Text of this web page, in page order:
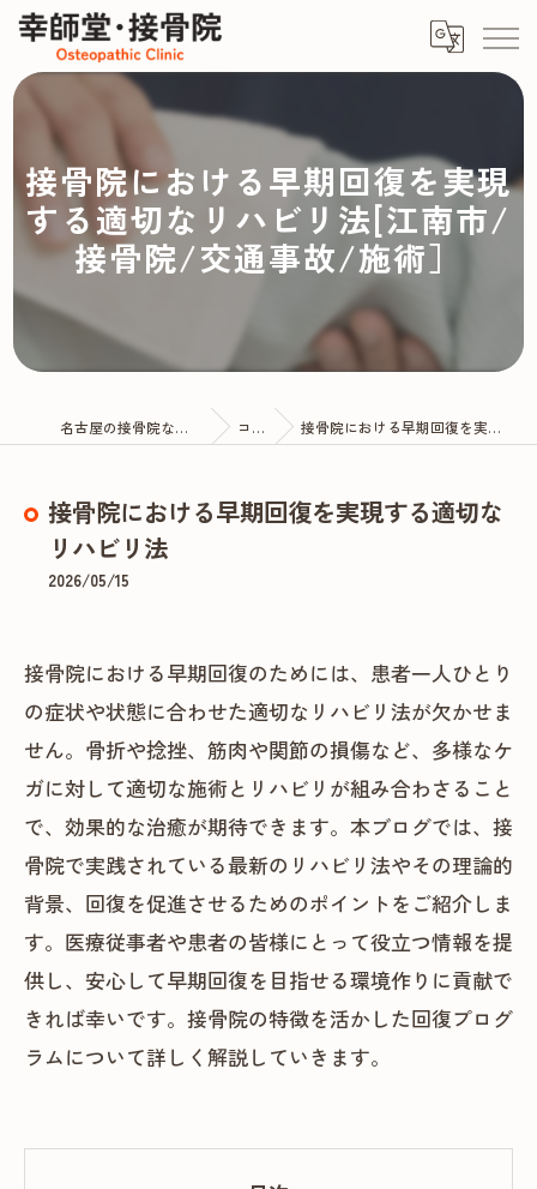
接骨院における早期回復を実現
する適切なリハビリ法[江南市/
接骨院/交通事故/施術］
名古屋の接骨院なら幸師堂・接骨院 コラム 接骨院における早期回復を実現する適切なリハビリ法
接骨院における早期回復を実現する適切な
リハビリ法
2026/05/15
接骨院における早期回復のためには、患者一人ひとり
の症状や状態に合わせた適切なリハビリ法が欠かせま
せん。骨折や捻挫、筋肉や関節の損傷など、多様なケ
ガに対して適切な施術とリハビリが組み合わさること
で、効果的な治癒が期待できます。本ブログでは、接
骨院で実践されている最新のリハビリ法やその理論的
背景、回復を促進させるためのポイントをご紹介しま
す。医療従事者や患者の皆様にとって役立つ情報を提
供し、安心して早期回復を目指せる環境作りに貢献で
きれば幸いです。接骨院の特徴を活かした回復プログ
ラムについて詳しく解説していきます。